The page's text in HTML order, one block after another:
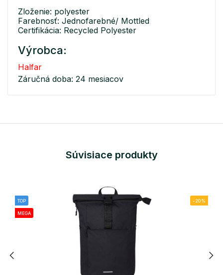
Zloženie: polyester
Farebnosť: Jednofarebné/ Mottled
Certifikácia: Recycled Polyester
Výrobca:
Halfar
Záručná doba: 24 mesiacov
Súvisiace produkty
TOP
MEGA
-20%